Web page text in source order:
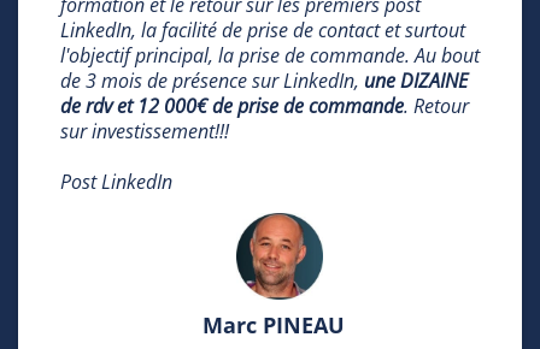
formation et le retour sur les premiers post
LinkedIn, la facilité de prise de contact et surtout
l'objectif principal, la prise de commande. Au bout
de 3 mois de présence sur LinkedIn, une DIZAINE
de rdv et 12 000€ de prise de commande. Retour
sur investissement!!!
Post LinkedIn
Marc PINEAU